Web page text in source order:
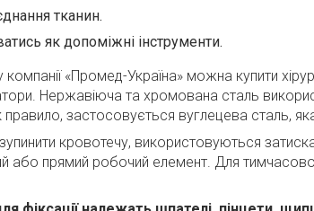
тканин.
як допоміжні інструменти.
«Промед-Україна» можна купити
Нержавіюча та хромована сталь
застосовується вуглецева сталь,
кровотечу, використовуються
або прямий робочий елемент. Для